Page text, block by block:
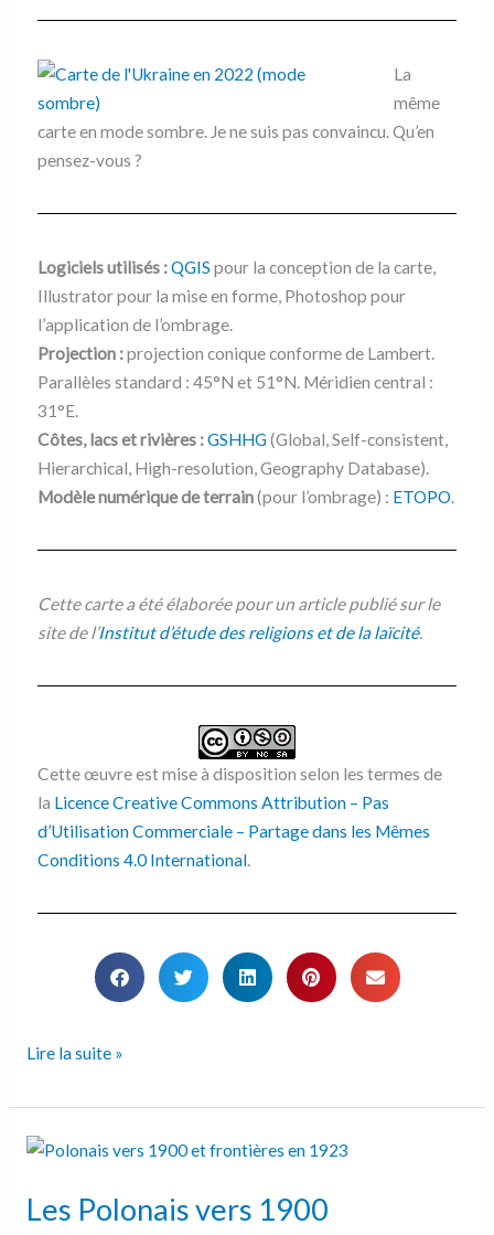
La
même
carte en mode sombre. Je ne suis pas convaincu. Qu’en
pensez-vous ?
Logiciels utilisés :QGIS pour la conception de la carte,
Illustrator pour la mise en forme, Photoshop pour
l’application de l’ombrage.
Projection :projection conique conforme de Lambert.
Parallèles standard : 45°N et 51°N. Méridien central :
31°E.
Côtes, lacs et rivières :GSHHG(Global, Self-consistent,
Hierarchical, High-resolution, Geography Database).
Modèle numérique de terrain(pour l’ombrage) : ETOPO.
Cette carte a été élaborée pour un article publié sur le
site de l’Institut d’étude des religions et de la laïcité.
Cette œuvre est mise à disposition selon les termes de
la Licence Creative Commons Attribution – Pas
d’Utilisation Commerciale – Partage dans les Mêmes
Conditions 4.0 International.
Lire la suite »
Les Polonais vers 1900
Les
vers